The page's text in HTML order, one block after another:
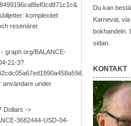
komplexitet
resenärer
graph.org/BALANCE-
21-3?
användare under
Dollars ->
3682444-USD-04-
Du kan
Karneval,
bokhandeln.
sidan.
KONTAKT